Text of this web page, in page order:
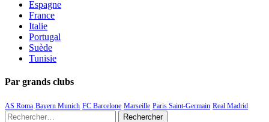
Espagne
France
Italie
Portugal
Suède
Tunisie
Par grands clubs
AS Roma Bayern Munich FC Barcelone Marseille Paris Saint-Germain Real Madrid
Rechercher :